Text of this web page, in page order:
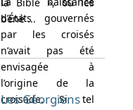
benè ...
d’États gouvernés
par les croisés
n’avait pas été
envisagée à
l’origine de la
croisade. Si tel
Les Géorgiens